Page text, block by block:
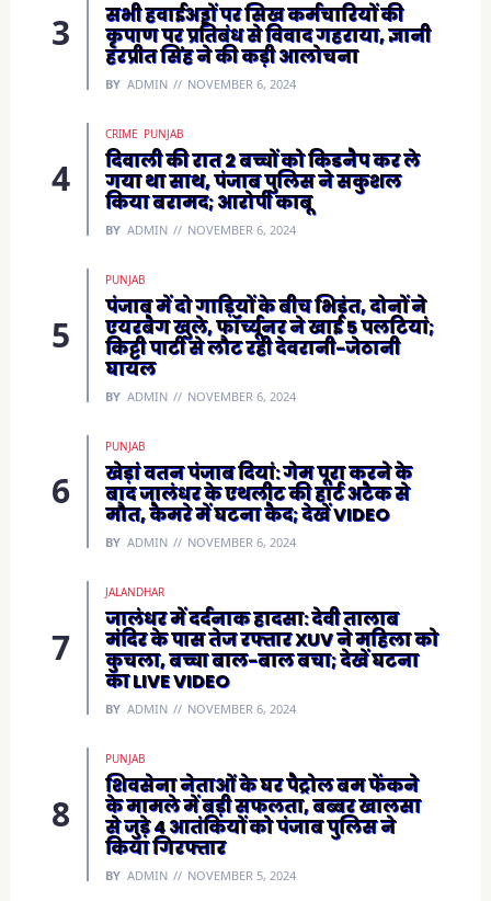
सभी हवाईअड्डों पर सिख कर्मचारियों की
कृपाण पर प्रतिबंध से विवाद गहराया, ज्ञानी
हरप्रीत सिंह ने की कड़ी आलोचना
BY ADMIN NOVEMBER 6, 2024
CRIME PUNJAB
दिवाली की रात 2 बच्चों को किडनैप कर ले
गया था साथ, पंजाब पुलिस ने सकुशल
किया बरामद; आरोपी काबू
BY ADMIN NOVEMBER 6, 2024
PUNJAB
पंजाब में दो गाड़ियों के बीच भिड़ंत, दोनों ने
एयरबैग खुले, फॉर्च्यूनर ने खाई 5 पलटियां;
किट्टी पार्टी से लौट रही देवरानी-जेठानी
घायल
BY ADMIN NOVEMBER 6, 2024
PUNJAB
खेड़ां वतन पंजाब दियां: गेम पूरा करने के
बाद जालंधर के एथलीट की हार्ट अटैक से
मौत, कैमरे में घटना कैद; देखें VIDEO
BY ADMIN NOVEMBER 6, 2024
JALANDHAR
जालंधर में दर्दनाक हादसा: देवी तालाब
मंदिर के पास तेज रफ्तार XUV ने महिला को
कुचला, बच्चा बाल-बाल बचा; देखें घटना
का LIVE VIDEO
BY ADMIN NOVEMBER 6, 2024
PUNJAB
शिवसेना नेताओं के घर पैट्रोल बम फेंकने
के मामले में बड़ी सफलता, बब्बर खालसा
से जुड़े 4 आतंकियों को पंजाब पुलिस ने
किया गिरफ्तार
BY ADMIN NOVEMBER 5, 2024